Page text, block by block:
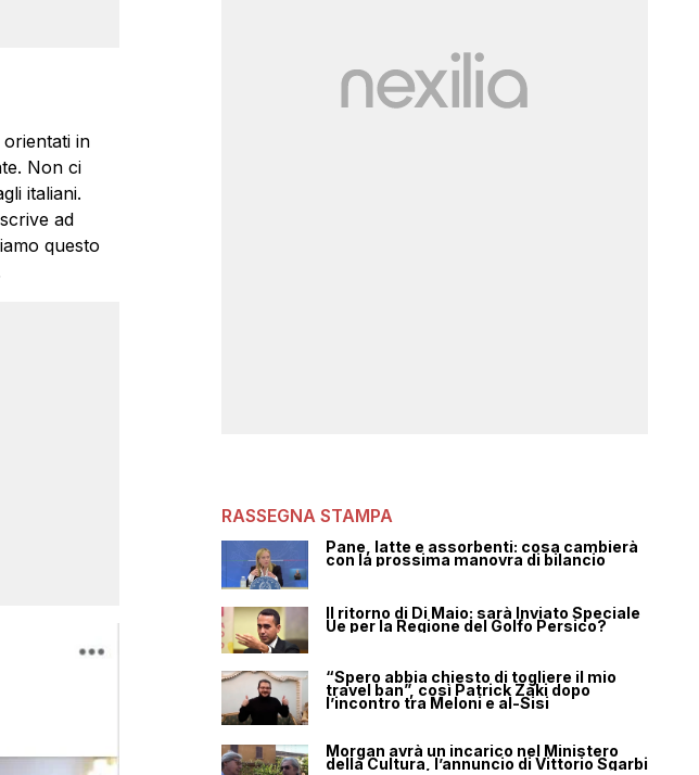
in
Non ci
italiani.
ad
questo
RASSEGNA STAMPA
Pane, latte e assorbenti: cosa cambierà
con la prossima manovra di bilancio
Il ritorno di Di Maio: sarà Inviato Speciale
Ue per la Regione del Golfo Persico?
“Spero abbia chiesto di togliere il mio
travel ban”, così Patrick Zaki dopo
l’incontro tra Meloni e al-Sisi
Morgan avrà un incarico nel Ministero
della Cultura, l’annuncio di Vittorio Sgarbi